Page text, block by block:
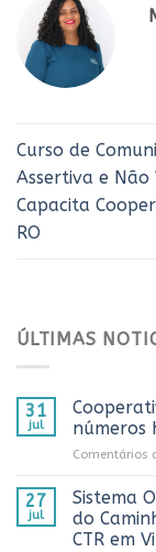
Curso de
Assertiva e Não
Capacita
RO
ÚLTIMAS
31
jul
números
Comentários
27
jul
Sistema
do
CTR em